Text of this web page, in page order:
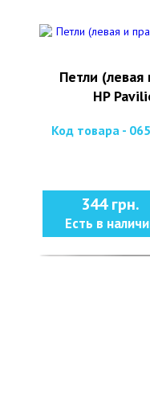
Петли (левая
HP
Код товара -
344 грн.
Есть в